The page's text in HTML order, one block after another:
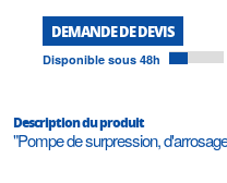
DEMANDE DE DEVIS
Disponible sous 48h
Description du produit
"Pompe de surpression,